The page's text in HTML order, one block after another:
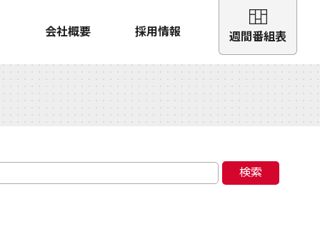
会社概要 採用情報 週間番組表
検索